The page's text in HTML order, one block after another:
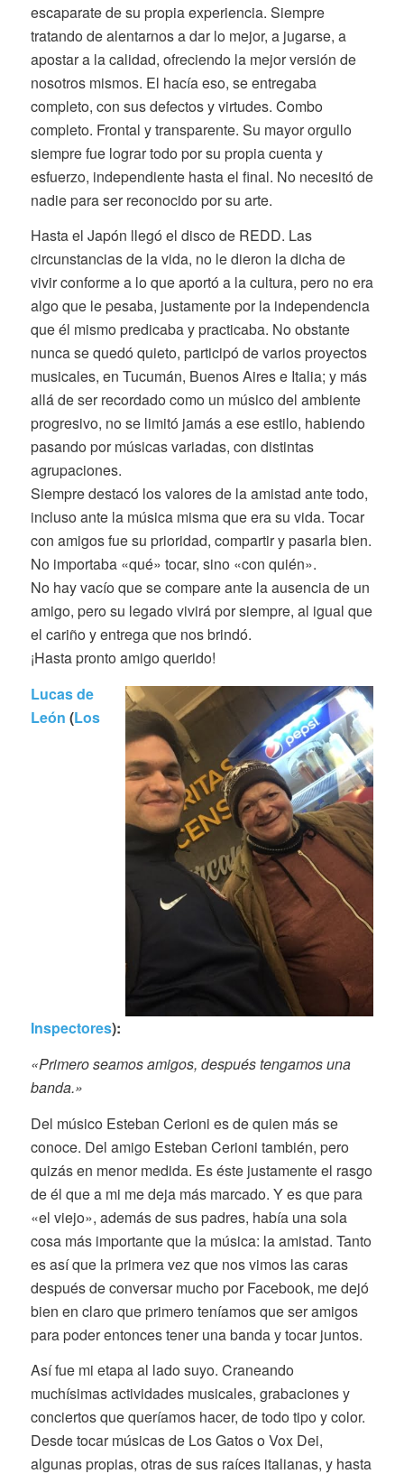
escaparate de su propia experiencia. Siempre
tratando de alentarnos a dar lo mejor, a jugarse, a
apostar a la calidad, ofreciendo la mejor versión de
nosotros mismos. El hacía eso, se entregaba
completo, con sus defectos y virtudes. Combo
completo. Frontal y transparente. Su mayor orgullo
siempre fue lograr todo por su propia cuenta y
esfuerzo, independiente hasta el final. No necesitó de
nadie para ser reconocido por su arte.
Hasta el Japón llegó el disco de REDD. Las
circunstancias de la vida, no le dieron la dicha de
vivir conforme a lo que aportó a la cultura, pero no era
algo que le pesaba, justamente por la independencia
que él mismo predicaba y practicaba. No obstante
nunca se quedó quieto, participó de varios proyectos
musicales, en Tucumán, Buenos Aires e Italia; y más
allá de ser recordado como un músico del ambiente
progresivo, no se limitó jamás a ese estilo, habiendo
pasando por músicas variadas, con distintas
agrupaciones.
Siempre destacó los valores de la amistad ante todo,
incluso ante la música misma que era su vida. Tocar
con amigos fue su prioridad, compartir y pasarla bien.
No importaba «qué» tocar, sino «con quién».
No hay vacío que se compare ante la ausencia de un
amigo, pero su legado vivirá por siempre, al igual que
el cariño y entrega que nos brindó.
¡Hasta pronto amigo querido!
Lucas de
León (Los
Inspectores):
«Primero seamos amigos, después tengamos una
banda.»
Del músico Esteban Cerioni es de quien más se
conoce. Del amigo Esteban Cerioni también, pero
quizás en menor medida. Es éste justamente el rasgo
de él que a mi me deja más marcado. Y es que para
«el viejo», además de sus padres, había una sola
cosa más importante que la música: la amistad. Tanto
es así que la primera vez que nos vimos las caras
después de conversar mucho por Facebook, me dejó
bien en claro que primero teníamos que ser amigos
para poder entonces tener una banda y tocar juntos.
Así fue mi etapa al lado suyo. Craneando
muchísimas actividades musicales, grabaciones y
conciertos que queríamos hacer, de todo tipo y color.
Desde tocar músicas de Los Gatos o Vox Dei,
algunas propias, otras de sus raíces italianas, y hasta